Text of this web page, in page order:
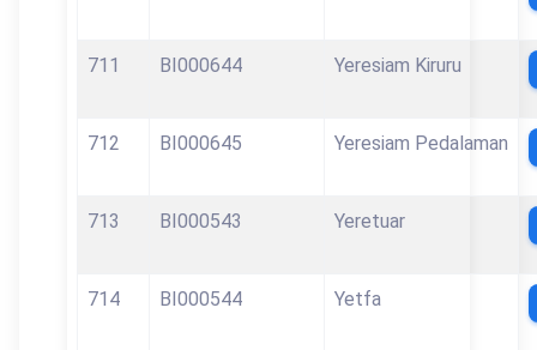
711 BI000644 Yeresiam Kiruru
712 BI000645 Yeresiam Pedalaman
713 BI000543 Yeretuar
714 BI000544 Yetfa